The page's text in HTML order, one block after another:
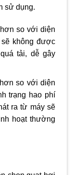
sử dụng.
so với diện
sẽ không được
tải, dễ gây
so với diện
trạng hao phí
ra từ máy sẽ
hoạt thường